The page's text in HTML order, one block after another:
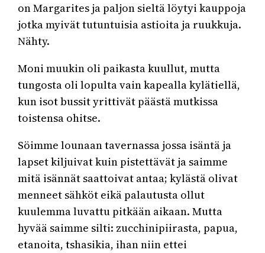
on Margarites ja paljon sieltä löytyi kauppoja
jotka myivät tutuntuisia astioita ja ruukkuja.
Nähty.
Moni muukin oli paikasta kuullut, mutta
tungosta oli lopulta vain kapealla kylätiellä,
kun isot bussit yrittivät päästä mutkissa
toistensa ohitse.
Söimme lounaan tavernassa jossa isäntä ja
lapset kiljuivat kuin pistettävät ja saimme
mitä isännät saattoivat antaa; kylästä olivat
menneet sähköt eikä palautusta ollut
kuulemma luvattu pitkään aikaan. Mutta
hyvää saimme silti: zucchinipiirasta, papua,
etanoita, tshasikia, ihan niin ettei